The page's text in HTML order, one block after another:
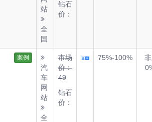
站
全
国
钻石
价：
案例
汽
车
网
站
全
市场
价：
49
钻石
价：
75%-100%